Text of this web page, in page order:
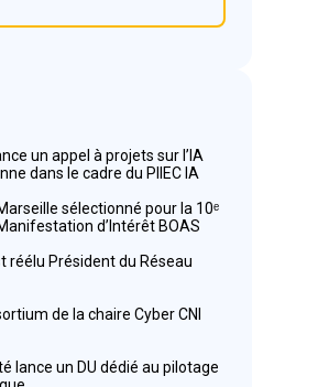
un appel à projets sur l’IA
dans le cadre du PIIEC IA
sélectionné pour la 10ᵉ
d’Intérêt BOAS
réélu Président du Réseau
de la chaire Cyber CNI
lance un DU dédié au pilotage